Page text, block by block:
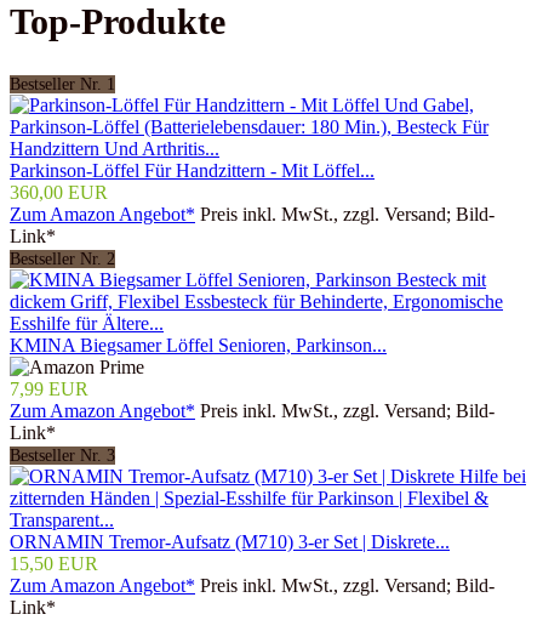
Top-Produkte
Bestseller Nr. 1
Parkinson-Löffel Für Handzittern - Mit Löffel...
360,00 EUR
Zum Amazon Angebot* Preis inkl. MwSt., zzgl. Versand; Bild-
Link*
Bestseller Nr. 2
KMINA Biegsamer Löffel Senioren, Parkinson...
7,99 EUR
Zum Amazon Angebot* Preis inkl. MwSt., zzgl. Versand; Bild-
Link*
Bestseller Nr. 3
ORNAMIN Tremor-Aufsatz (M710) 3-er Set | Diskrete...
15,50 EUR
Zum Amazon Angebot* Preis inkl. MwSt., zzgl. Versand; Bild-
Link*